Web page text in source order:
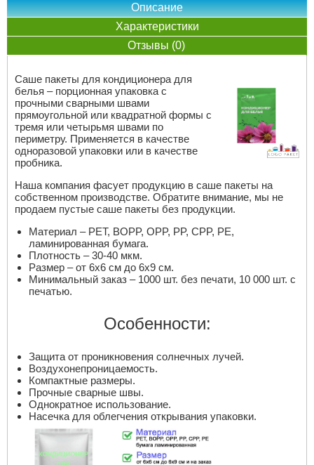
Описание
Характеристики
Отзывы (0)
Саше пакеты для кондиционера для
белья – порционная упаковка с
прочными сварными швами
прямоугольной или квадратной формы с
тремя или четырьмя швами по
периметру. Применяется в качестве
одноразовой упаковки или в качестве
пробника.
Наша компания фасует продукцию в саше пакеты на
собственном производстве. Обратите внимание, мы не
продаем пустые саше пакеты без продукции.
Материал – PET, BOPP, OPP, PP, CPP, PE,
ламинированная бумага.
Плотность – 30-40 мкм.
Размер – от 6х6 см до 6х9 см.
Минимальный заказ – 1000 шт. без печати, 10 000 шт. с
печатью.
Особенности:
Защита от проникновения солнечных лучей.
Воздухонепроницаемость.
Компактные размеры.
Прочные сварные швы.
Однократное использование.
Насечка для облегчения открывания упаковки.